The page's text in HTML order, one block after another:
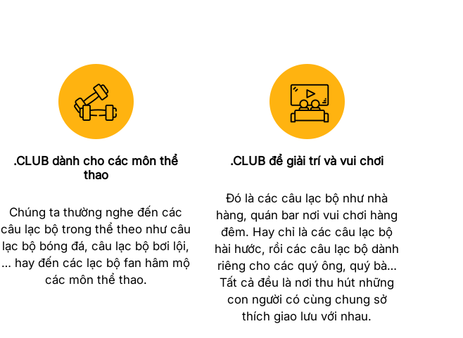
.CLUB dành cho các môn thể
thao
Chúng ta thường nghe đến các
câu lạc bộ trong thể theo như câu
lạc bộ bóng đá, câu lạc bộ bơi lội,
… hay đến các lạc bộ fan hâm mộ
các môn thể thao.
.CLUB để giải trí và vui chơi
Đó là các câu lạc bộ như nhà
hàng, quán bar nơi vui chơi hàng
đêm. Hay chỉ là các câu lạc bộ
hài hước, rồi các câu lạc bộ dành
riêng cho các quý ông, quý bà…
Tất cả đều là nơi thu hút những
con người có cùng chung sở
thích giao lưu với nhau.